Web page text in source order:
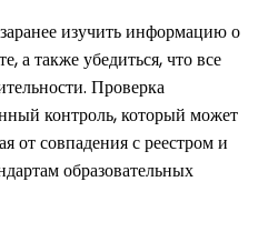
изучить информацию о
а также убедиться, что все
Проверка
контроль, который может
от совпадения с реестром и
образовательных